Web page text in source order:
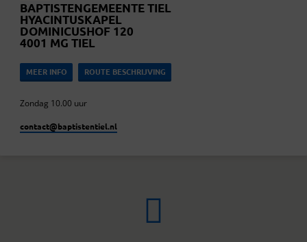
BAPTISTENGEMEENTE TIEL
HYACINTUSKAPEL
DOMINICUSHOF 120
4001 MG TIEL
MEER INFO ROUTE BESCHRIJVING
Zondag 10.00 uur
contact​@baptistentiel.nl